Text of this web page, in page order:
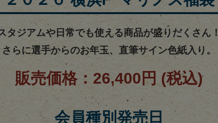
タジアムや日常でも使える商品が盛りだくさん
さらに選手からのお年玉、直筆サイン色紙入り。
販売価格：26,400円 (税込)
会員種別発売日